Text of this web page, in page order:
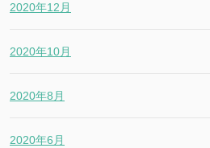
2020年12月
2020年10月
2020年8月
2020年6月